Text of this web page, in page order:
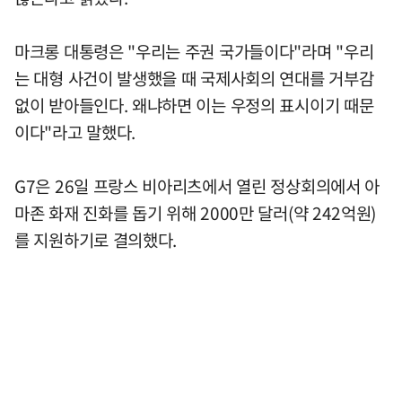
마크롱 대통령은 "우리는 주권 국가들이다"라며 "우리
는 대형 사건이 발생했을 때 국제사회의 연대를 거부감
없이 받아들인다. 왜냐하면 이는 우정의 표시이기 때문
이다"라고 말했다.
G7은 26일 프랑스 비아리츠에서 열린 정상회의에서 아
마존 화재 진화를 돕기 위해 2000만 달러(약 242억원)
를 지원하기로 결의했다.